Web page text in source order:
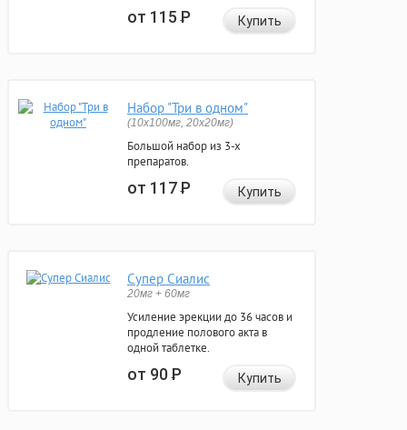
от 115Р Купить
Набор "Три в одном"
(10x100мг, 20x20мг)
Большой набор из 3-х
препаратов.
от 117Р Купить
Супер Сиалис
20мг + 60мг
Усиление эрекции до 36 часов и
продление полового акта в
одной таблетке.
от 90Р Купить